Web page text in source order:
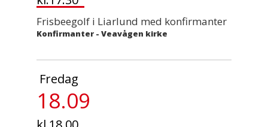
Frisbeegolf i Liarlund med konfirmanter
Konfirmanter - Veavågen kirke
Fredag
18.09